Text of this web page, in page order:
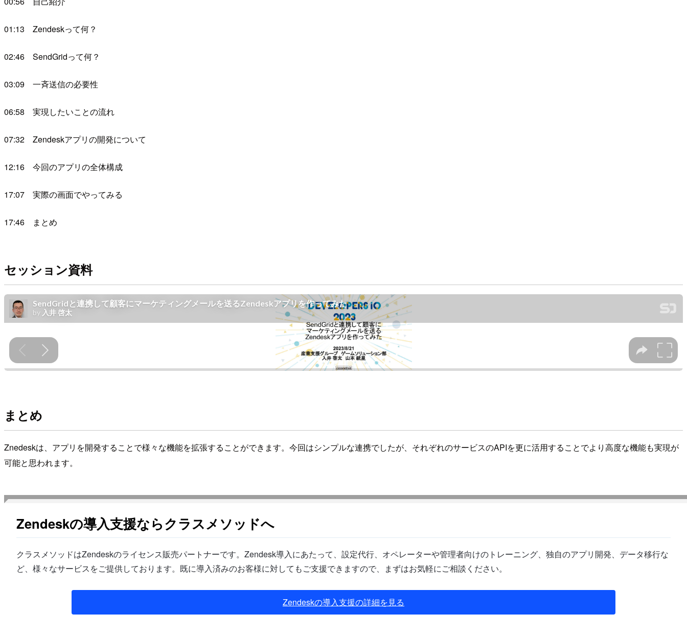
01:13 Zendeskって何？
02:46 SendGridって何？
03:09 一斉送信の必要性
06:58 実現したいことの流れ
07:32 Zendeskアプリの開発について
12:16 今回のアプリの全体構成
17:07 実際の画面でやってみる
17:46 まとめ
セッション資料
まとめ
Znedeskは、アプリを開発することで様々な機能を拡張することができます。今回はシンプルな連携でしたが、それぞれのサービスのAPIを更に活用することでより高度な機能も実現が
可能と思われます。
Zendeskの導入支援ならクラスメソッドへ
クラスメソッドはZendeskのライセンス販売パートナーです。Zendesk導入にあたって、設定代行、オペレーターや管理者向けのトレーニング、独自のアプリ開発、データ移行な
ど、様々なサービスをご提供しております。既に導入済みのお客様に対してもご支援できますので、まずはお気軽にご相談ください。
Zendeskの導入支援の詳細を見る